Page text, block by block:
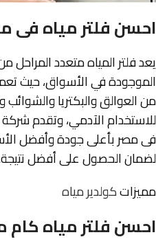
احسن فلتر مياه فى
يعد فلتر المياه متعدد المراحل
الموجودة في الأسواق، حيث
من العوالق والبكتريا
للاستخدام الآدمي، وتقدم
فى مصر بأعلى جودة وأفضل
لضمان الحصول على أفضل
مميزاتكولدير مياه
احسن فلتر مياه كام